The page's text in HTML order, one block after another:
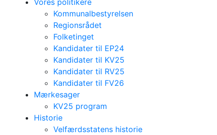
Vores politikere
Kommunalbestyrelsen
Regionsrådet
Folketinget
Kandidater til EP24
Kandidater til KV25
Kandidater til RV25
Kandidater til FV26
Mærkesager
KV25 program
Historie
Velfærdsstatens historie